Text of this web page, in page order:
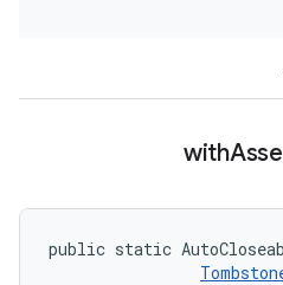
with
public static